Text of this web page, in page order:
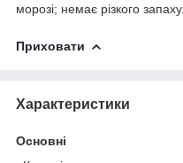
морозі; немає різкого запаху.
Приховати
Характеристики
Основні